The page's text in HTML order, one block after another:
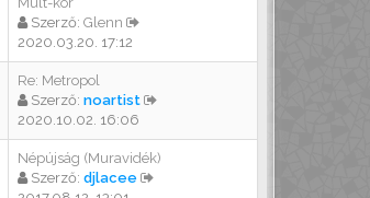
Szerző: Glenn
2020.03.20. 17:12
Re: Metropol
Szerző: noartist
2020.10.02. 16:06
Népújság (Muravidék)
Szerző: djlacee